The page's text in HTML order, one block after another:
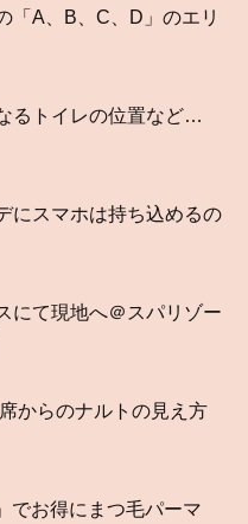
「A、B、C、D」のエリ
るトイレの位置など…
にスマホは持ち込めるの
にて現地へ＠スパリゾー
からのナルトの見え方
でお得にまつ毛パーマ